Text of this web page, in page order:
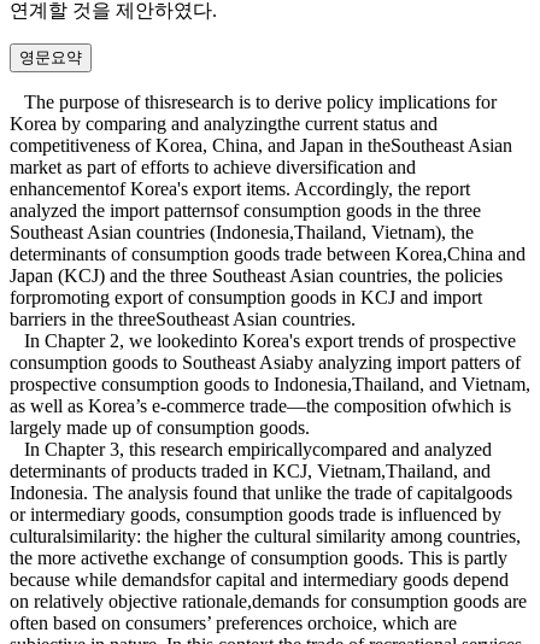
연계할 것을 제안하였다.
영문요약
The purpose of thisresearch is to derive policy implications for
Korea by comparing and analyzingthe current status and
competitiveness of Korea, China, and Japan in theSoutheast Asian
market as part of efforts to achieve diversification and
enhancementof Korea's export items. Accordingly, the report
analyzed the import patternsof consumption goods in the three
Southeast Asian countries (Indonesia,Thailand, Vietnam), the
determinants of consumption goods trade between Korea,China and
Japan (KCJ) and the three Southeast Asian countries, the policies
forpromoting export of consumption goods in KCJ and import
barriers in the threeSoutheast Asian countries.
In Chapter 2, we lookedinto Korea's export trends of prospective
consumption goods to Southeast Asiaby analyzing import patters of
prospective consumption goods to Indonesia,Thailand, and Vietnam,
as well as Korea’s e-commerce trade—the composition ofwhich is
largely made up of consumption goods.
In Chapter 3, this research empiricallycompared and analyzed
determinants of products traded in KCJ, Vietnam,Thailand, and
Indonesia. The analysis found that unlike the trade of capitalgoods
or intermediary goods, consumption goods trade is influenced by
culturalsimilarity: the higher the cultural similarity among countries,
the more activethe exchange of consumption goods. This is partly
because while demandsfor capital and intermediary goods depend
on relatively objective rationale,demands for consumption goods are
often based on consumers’ preferences orchoice, which are